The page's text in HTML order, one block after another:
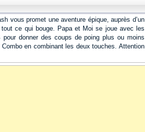
vous promet une aventure épique, auprès d’un
ce qui bouge. Papa et Moi se joue avec les
donner des coups de poing plus ou moins
en combinant les deux touches. Attention